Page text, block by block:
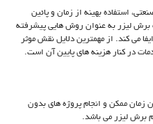
استفاده بهینه از زمان و پائین
برش لیزر به عنوان روش هایی پیشرفته
می کند. از مهمترین دلایل نقش موثر
در کنار هزینه های پایین آن است.
زمان ممکن و انجام پروژه های بدون
برش لیزر می باشد.